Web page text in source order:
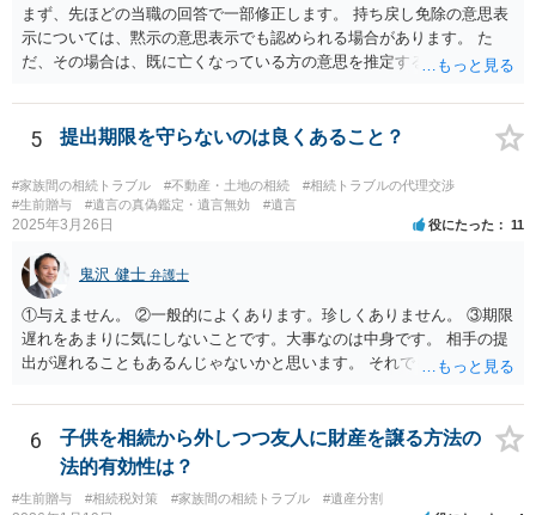
まず、先ほどの当職の回答で一部修正します。 持ち戻し免除の意思表
示については、黙示の意思表示でも認められる場合があります。 た
だ、その場合は、既に亡くなっている方の意思を推定することになり
持ち戻し免除の意思表示は書面で明確にしておいていただくべきとい
う結論は変わりません。 誤解を与えるような回答でした。失礼しまし
た。 文言については、「〇〇に対する生前贈与による特別受益の持ち
戻しをすべて免除する」というのがオーソドックスなものですが、ご
心配ならば、弁護士のところに行って、特別受益となりそうな贈与に
ついて説明した上で、適切な文言についてご相談してみてはいかがで
しょうか。
5 提出期限を守らないのは良くあること？
#家族間の相続トラブル #不動産・土地の相続
#相続トラブルの代理交渉
#生前贈与
#遺言の真偽鑑定・遺言無効 #遺言
2025年3月26日 役にたった 11
鬼沢 健士 弁護士
①与えません。 ②一般的によくあります。珍しくありません。 ③期限
遅れをあまりに気にしないことです。大事なのは中身です。 相手の提
出が遅れることもあるんじゃないかと思います。 それでもあなた有利
6
子供を相続から外しつつ友人に財産を譲る方法の
法的有効性は？
#生前贈与 #相続税対策 #家族間の相続トラブル #遺産分割